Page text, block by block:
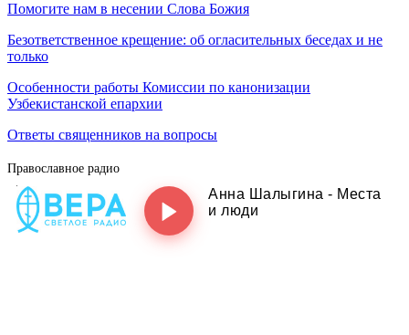
Помогите нам в несении Слова Божия
Безответственное крещение: об огласительных беседах и не
только
Особенности работы Комиссии по канонизации
Узбекистанской епархии
Ответы священников на вопросы
Православное радио